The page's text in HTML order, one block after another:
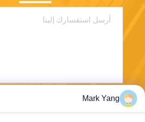
Mark Yang